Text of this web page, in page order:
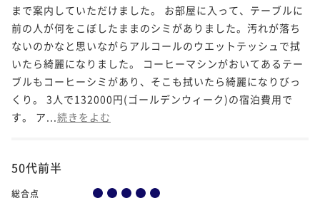
まで案内していただけました。 お部屋に入って、テーブルに
前の人が何をこぼしたままのシミがありました。汚れが落ち
ないのかなと思いながらアルコールのウエットテッシュで拭
いたら綺麗になりました。 コーヒーマシンがおいてあるテー
ブルもコーヒーシミがあり、そこも拭いたら綺麗になりびっ
くり。 3人で132000円(ゴールデンウィーク)の宿泊費用で
す。 ア... 続きをよむ
50代前半
総合点